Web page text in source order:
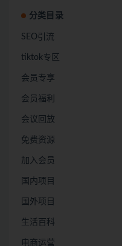
分类目录
SEO引流
tiktok专区
会员专享
会员福利
会议回放
免费资源
加入会员
国内项目
国外项目
生活百科
电商运营